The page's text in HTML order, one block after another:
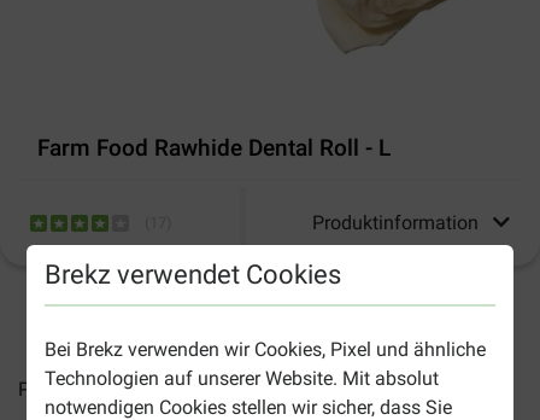
Brekz verwendet Cookies
Bei Brekz verwenden wir Cookies, Pixel und ähnliche
Technologien auf unserer Website. Mit absolut
notwendigen Cookies stellen wir sicher, dass Sie
Farm Food Rawhide Dental Roll - L
Produktinformation
Preise inkl. MwSt zzgl.Versandkosten